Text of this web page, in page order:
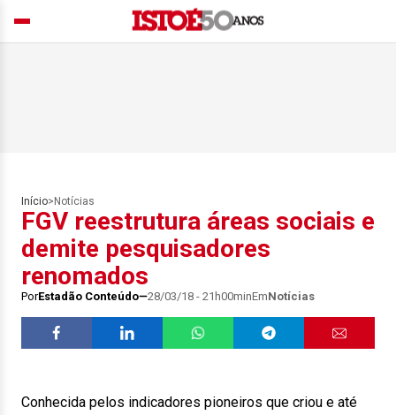
Início> Notícias
FGV reestrutura áreas sociais e
demite pesquisadores
renomados
PorEstadão Conteúdo 28/03/18 - 21h00minEmNotícias
Conhecida pelos indicadores pioneiros que criou e até